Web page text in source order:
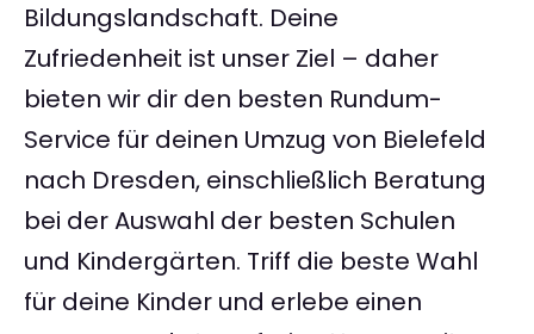
Bildungslandschaft. Deine
Zufriedenheit ist unser Ziel – daher
bieten wir dir den besten Rundum-
Service für deinen Umzug von Bielefeld
nach Dresden, einschließlich Beratung
bei der Auswahl der besten Schulen
und Kindergärten. Triff die beste Wahl
für deine Kinder und erlebe einen